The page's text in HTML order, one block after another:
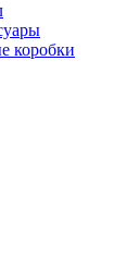
коробки